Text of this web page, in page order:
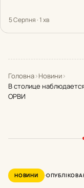
5 Серпня · 1 хв
Головна›Новини›
В столице
ОРВИ
НОВИНИ